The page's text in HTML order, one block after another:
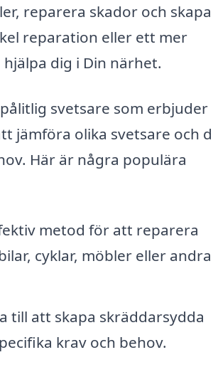
reparera skador och skapa
reparation eller ett mer
dig i Din närhet.
svetsare som erbjuder
jämföra olika svetsare och
Här är några populära
metod för att reparera
cyklar, möbler eller andra
till att skapa skräddarsydda
krav och behov.